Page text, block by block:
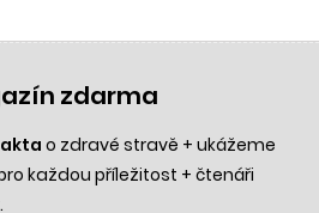
zdarma
o zdravé stravě + ukážeme
každou příležitost + čtenáři
.